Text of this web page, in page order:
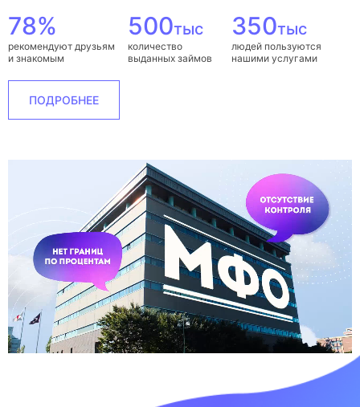
78%
рекомендуют друзьям
и знакомым
500тыс
количество
выданных займов
350тыс
людей пользуются
нашими услугами
ПОДРОБНЕЕ